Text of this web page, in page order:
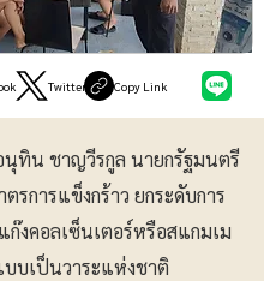
Twitter Copy Link
นุทิน ชาญวีรกูล นายกรัฐมนตรี
รการแข็งกร้าว ยกระดับการ
งคอลเซ็นเตอร์หรือสแกมเม
บเป็นวาระแห่งชาติ